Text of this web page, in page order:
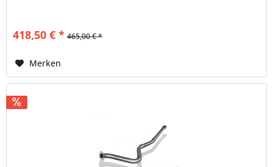
418,50 € * 465,00 € *
Merken